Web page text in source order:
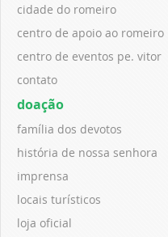
cidade do romeiro
centro de apoio ao romeiro
centro de eventos pe. vitor
contato
doação
família dos devotos
história de nossa senhora
imprensa
locais turísticos
loja oficial